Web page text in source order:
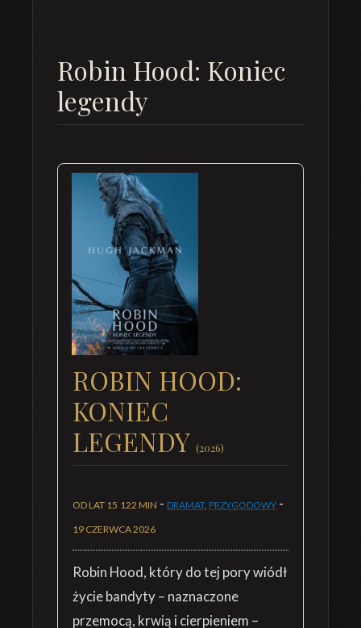
Robin Hood: Koniec
legendy
ROBIN HOOD:
KONIEC
LEGENDY (2026)
OD LAT 15 122 MIN - DRAMAT, PRZYGODOWY -
19 CZERWCA 2026
Robin Hood, który do tej pory wiódł
życie bandyty – naznaczone
przemocą, krwią i cierpieniem –